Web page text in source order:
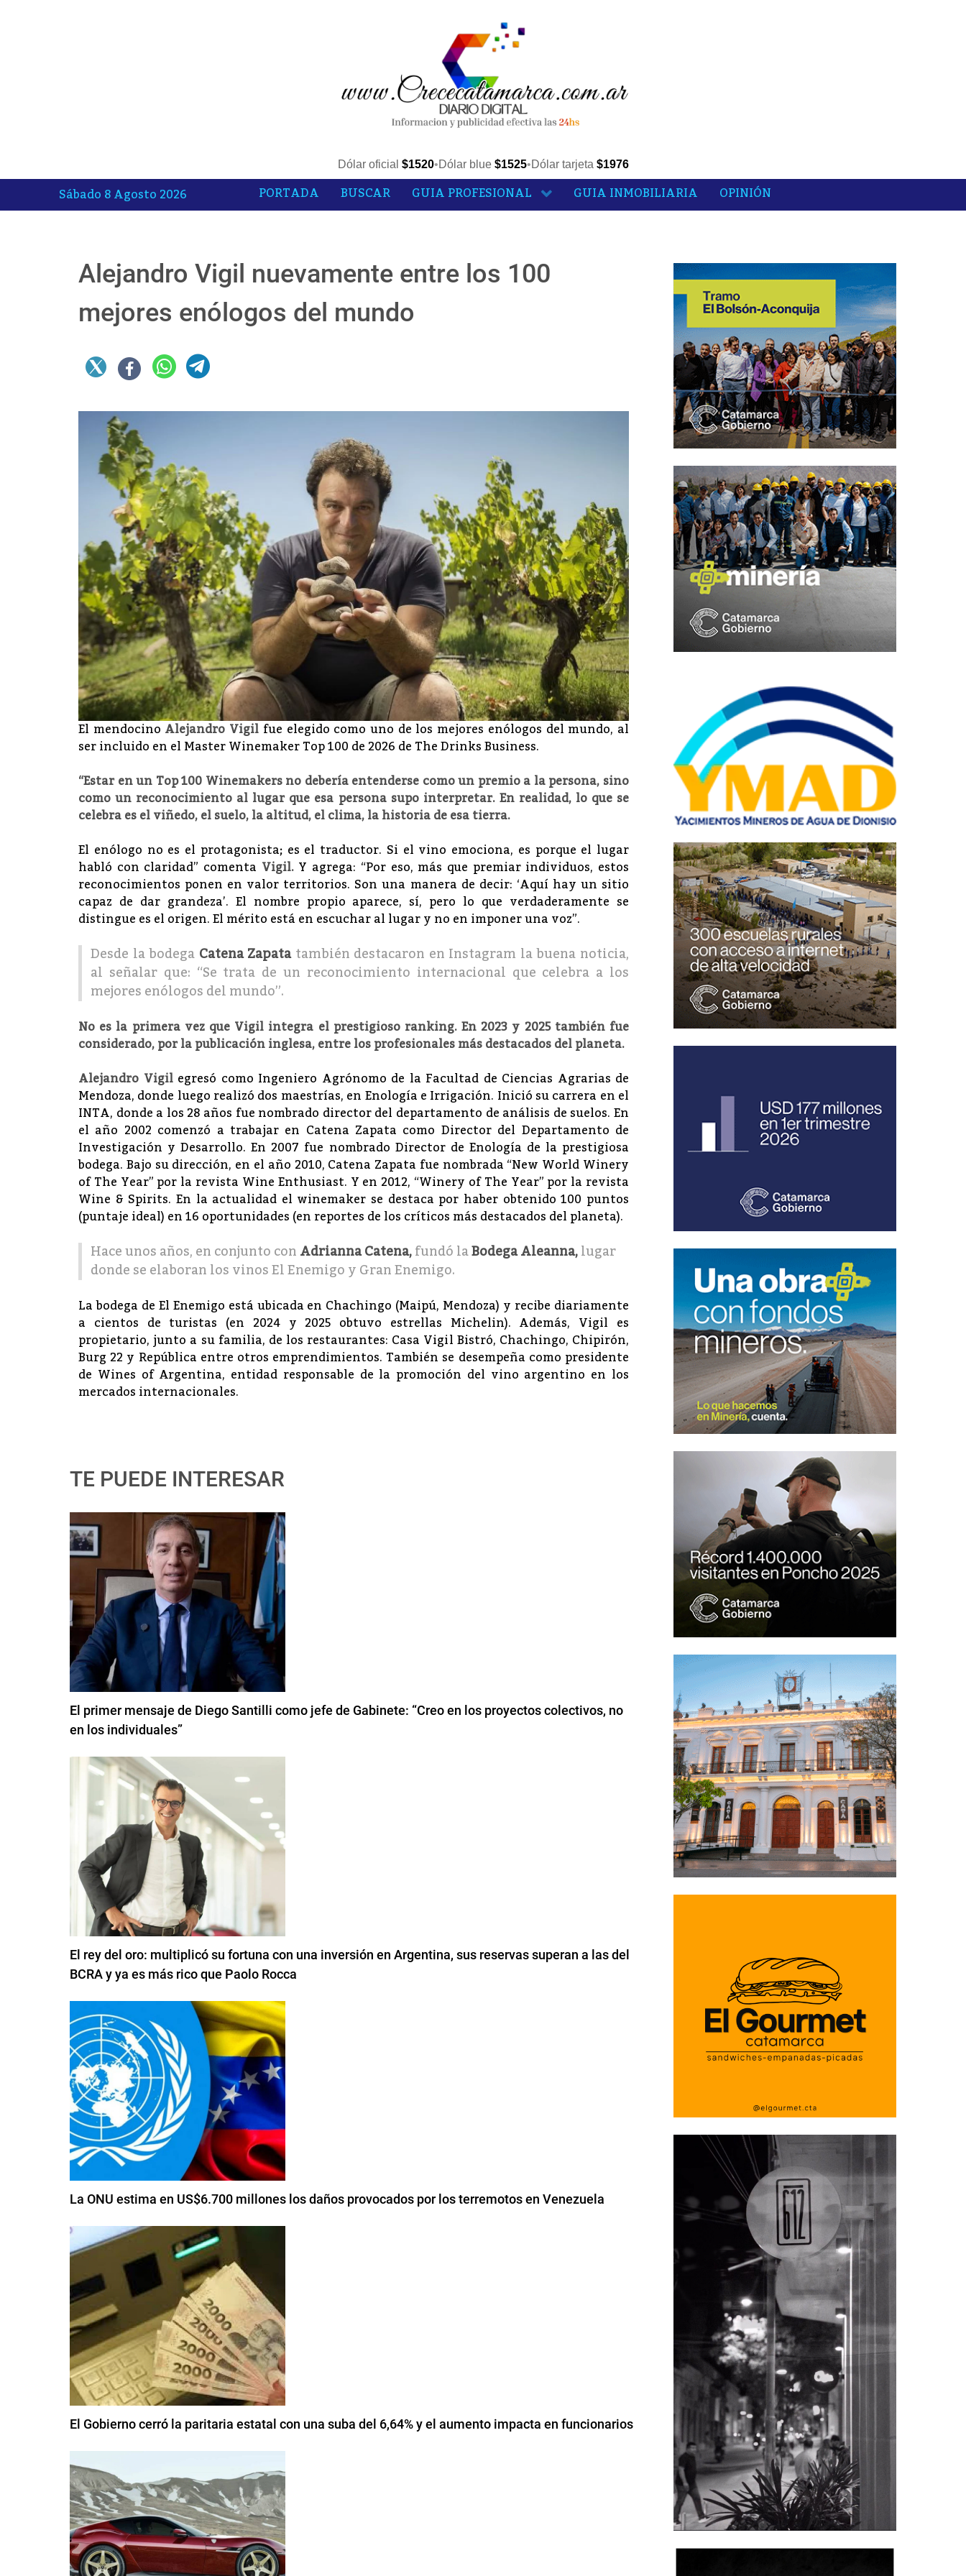
Dólar oficial $1520•Dólar blue $1525•Dólar tarjeta $1976
Sábado 8 Agosto 2026 PORTADA BUSCAR GUIA PROFESIONAL GUIA INMOBILIARIA OPINIÓN
Alejandro Vigil nuevamente entre los 100
mejores enólogos del mundo
El mendocino Alejandro Vigil fue elegido como uno de los mejores enólogos del mundo, al
ser incluido en el Master Winemaker Top 100 de 2026 de The Drinks Business.
“Estar en un Top 100 Winemakers no debería entenderse como un premio a la persona, sino
como un reconocimiento al lugar que esa persona supo interpretar. En realidad, lo que se
celebra es el viñedo, el suelo, la altitud, el clima, la historia de esa tierra.
El enólogo no es el protagonista; es el traductor. Si el vino emociona, es porque el lugar
habló con claridad” comenta Vigil.Y agrega: “Por eso, más que premiar individuos, estos
reconocimientos ponen en valor territorios. Son una manera de decir: ‘Aquí hay un sitio
capaz de dar grandeza’. El nombre propio aparece, sí, pero lo que verdaderamente se
distingue es el origen. El mérito está en escuchar al lugar y no en imponer una voz”.
Desde la bodega Catena Zapatatambién destacaron en Instagram la buena noticia,
al señalar que: “Se trata de un reconocimiento internacional que celebra a los
mejores enólogos del mundo”.
No es la primera vez que Vigil integra el prestigioso ranking. En 2023 y 2025 también fue
considerado, por la publicación inglesa, entre los profesionales más destacados del planeta.
Alejandro Vigilegresó como Ingeniero Agrónomo de la Facultad de Ciencias Agrarias de
Mendoza, donde luego realizó dos maestrías, en Enología e Irrigación. Inició su carrera en el
INTA, donde a los 28 años fue nombrado director del departamento de análisis de suelos. En
el año 2002 comenzó a trabajar en Catena Zapata como Director del Departamento de
Investigación y Desarrollo. En 2007 fue nombrado Director de Enología de la prestigiosa
bodega. Bajo su dirección, en el año 2010, Catena Zapata fue nombrada “New World Winery
of The Year” por la revista Wine Enthusiast. Y en 2012, “Winery of The Year” por la revista
Wine & Spirits. En la actualidad el winemaker se destaca por haber obtenido 100 puntos
(puntaje ideal) en 16 oportunidades (en reportes de los críticos más destacados del planeta).
Hace unos años, en conjunto conAdrianna Catena,fundó laBodega Aleanna,lugar
donde se elaboran los vinos El Enemigo y Gran Enemigo.
La bodega de El Enemigo está ubicada en Chachingo (Maipú, Mendoza) y recibe diariamente
a cientos de turistas (en 2024 y 2025 obtuvo estrellas Michelin). Además, Vigil es
propietario, junto a su familia, de los restaurantes: Casa Vigil Bistró, Chachingo, Chipirón,
Burg 22 y República entre otros emprendimientos. También se desempeña como presidente
de Wines of Argentina, entidad responsable de la promoción del vino argentino en los
mercados internacionales.
TE PUEDE INTERESAR
El primer mensaje de Diego Santilli como jefe de Gabinete: “Creo en los proyectos colectivos, no
en los individuales”
El rey del oro: multiplicó su fortuna con una inversión en Argentina, sus reservas superan a las del
BCRA y ya es más rico que Paolo Rocca
La ONU estima en US$6.700 millones los daños provocados por los terremotos en Venezuela
El Gobierno cerró la paritaria estatal con una suba del 6,64% y el aumento impacta en funcionarios